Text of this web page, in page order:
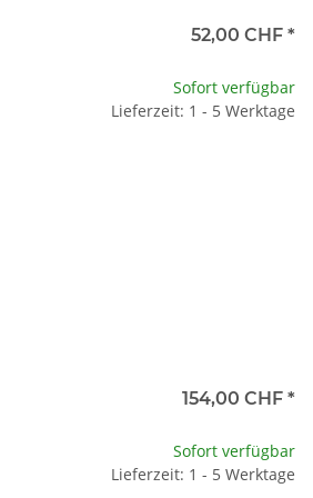
52,00 CHF *
Sofort verfügbar
Lieferzeit: 1 - 5 Werktage
154,00 CHF *
Sofort verfügbar
Lieferzeit: 1 - 5 Werktage